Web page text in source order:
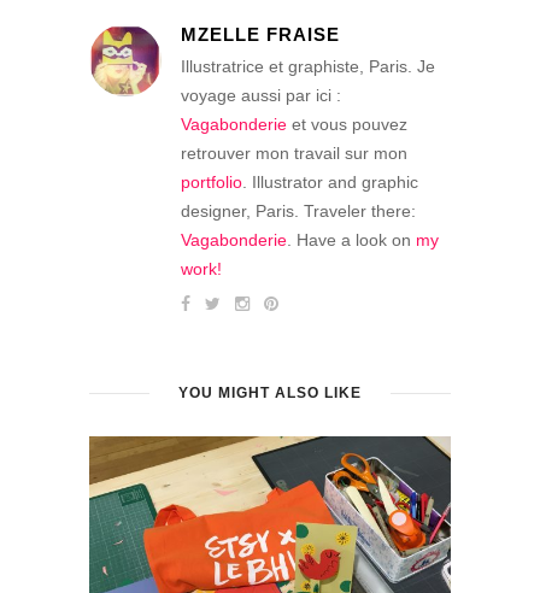
MZELLE FRAISE
Illustratrice et graphiste, Paris. Je
voyage aussi par ici :
Vagabonderie et vous pouvez
retrouver mon travail sur mon
portfolio. Illustrator and graphic
designer, Paris. Traveler there:
Vagabonderie. Have a look on my
work!
YOU MIGHT ALSO LIKE